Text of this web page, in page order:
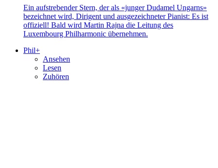
Ein aufstrebender Stern, der als «junger Dudamel Ungarns»
bezeichnet wird, Dirigent und ausgezeichneter Pianist: Es ist
offiziell! Bald wird Martin Rajna die Leitung des
Luxembourg Philharmonic übernehmen.
Phil+
Ansehen
Lesen
Zuhören